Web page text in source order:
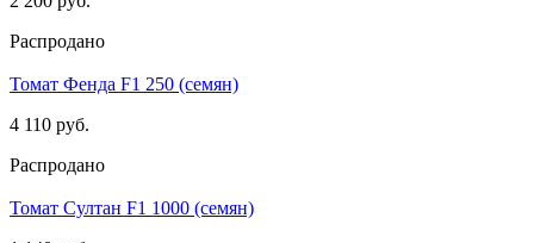
Распродано
Томат Фенда F1 250 (семян)
4 110 руб.
Распродано
Томат Султан F1 1000 (семян)